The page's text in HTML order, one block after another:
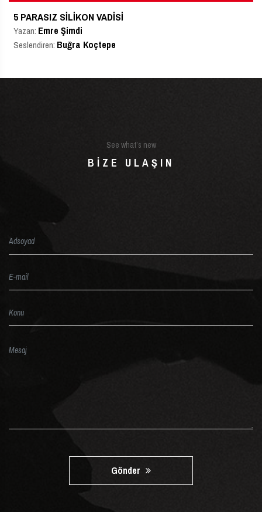
5 PARASIZ SILIKON VADISI
Yazan: Emre Şimdi
Seslendiren: Buğra Koçtepe
See what’s new
BIZE ULAŞIN
Gönder